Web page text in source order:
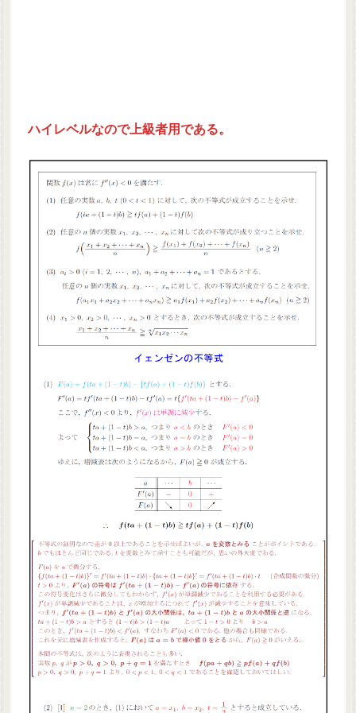
ハイレベルなので上級者用である。